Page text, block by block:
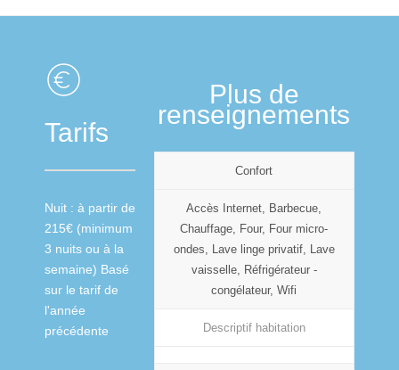
Tarifs
Nuit : à partir de
215€ (minimum
3 nuits ou à la
semaine) Basé
sur le tarif de
l'année
précédente
Plus de
renseignements
Confort
Accès Internet, Barbecue,
Chauffage, Four, Four micro-
ondes, Lave linge privatif, Lave
vaisselle, Réfrigérateur -
congélateur, Wifi
Descriptif habitation